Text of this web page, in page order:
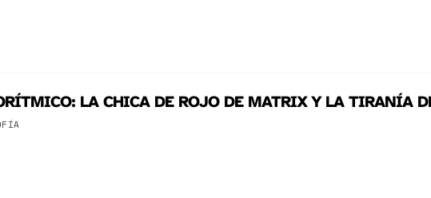
LA CHICA DE ROJO DE MATRIX Y LA TIRANÍA